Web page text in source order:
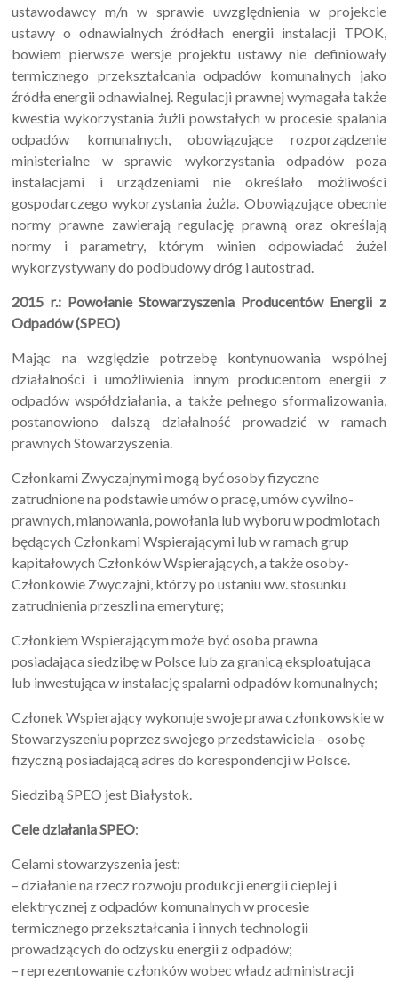
ustawodawcy m/n w sprawie uwzględnienia w projekcie
ustawy o odnawialnych źródłach energii instalacji TPOK,
bowiem pierwsze wersje projektu ustawy nie definiowały
termicznego przekształcania odpadów komunalnych jako
źródła energii odnawialnej. Regulacji prawnej wymagała także
kwestia wykorzystania żużli powstałych w procesie spalania
odpadów komunalnych, obowiązujące rozporządzenie
ministerialne w sprawie wykorzystania odpadów poza
instalacjami i urządzeniami nie określało możliwości
gospodarczego wykorzystania żużla. Obowiązujące obecnie
normy prawne zawierają regulację prawną oraz określają
normy i parametry, którym winien odpowiadać żużel
wykorzystywany do podbudowy dróg i autostrad.
2015 r.: Powołanie Stowarzyszenia Producentów Energii z
Odpadów (SPEO)
Mając na względzie potrzebę kontynuowania wspólnej
działalności i umożliwienia innym producentom energii z
odpadów współdziałania, a także pełnego sformalizowania,
postanowiono dalszą działalność prowadzić w ramach
prawnych Stowarzyszenia.
Członkami Zwyczajnymi mogą być osoby fizyczne
zatrudnione na podstawie umów o pracę, umów cywilno-
prawnych, mianowania, powołania lub wyboru w podmiotach
będących Członkami Wspierającymi lub w ramach grup
kapitałowych Członków Wspierających, a także osoby-
Członkowie Zwyczajni, którzy po ustaniu ww. stosunku
zatrudnienia przeszli na emeryturę;
Członkiem Wspierającym może być osoba prawna
posiadająca siedzibę w Polsce lub za granicą eksploatująca
lub inwestująca w instalację spalarni odpadów komunalnych;
Członek Wspierający wykonuje swoje prawa członkowskie w
Stowarzyszeniu poprzez swojego przedstawiciela – osobę
fizyczną posiadającą adres do korespondencji w Polsce.
Siedzibą SPEO jest Białystok.
Cele działania SPEO:
Celami stowarzyszenia jest:
– działanie na rzecz rozwoju produkcji energii cieplej i
elektrycznej z odpadów komunalnych w procesie
termicznego przekształcania i innych technologii
prowadzących do odzysku energii z odpadów;
– reprezentowanie członków wobec władz administracji